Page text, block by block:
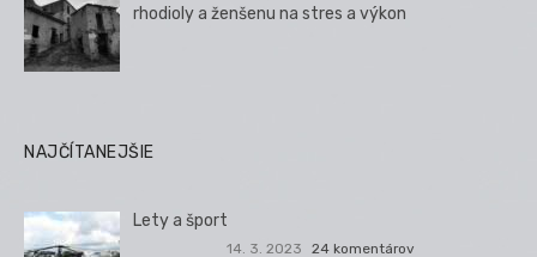
rhodioly a ženšenu na stres a výkon
NAJČÍTANEJŠIE
Lety a šport
14. 3. 2023 24 komentárov